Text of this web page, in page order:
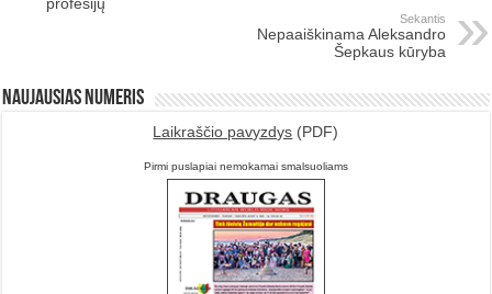
Sekantis
Nepaaiškinama Aleksandro
Šepkaus kūryba
Naujausias numeris
Laikraščio pavyzdys (PDF)
Pirmi puslapiai nemokamai smalsuoliams